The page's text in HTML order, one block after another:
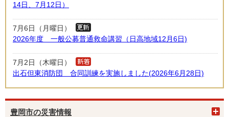
14日、7月12日）
7月6日（月曜日）
2026年度 一般公募普通救命講習（日高地域12月6日)
7月2日（木曜日）
出石但東消防団 合同訓練を実施しました(2026年6月28日)
豊岡市の災害情報